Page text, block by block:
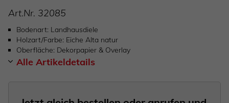
Art.Nr. 32085
Bodenart Landhausdiele
Holzart/Farbe Eiche Alta natur
Oberfläche Dekorpapier & Overlay
Alle Artikeldetails